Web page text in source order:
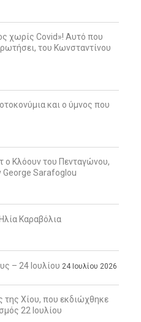
χωρίς Covid»! Αυτό που
του Κωνσταντίνου
και ο ύμνος που
ο Κλόουν του Πενταγώνου,
George Sarafoglou
Καραβόλια
– 24 Ιουλίου 24 Ιουλίου 2026
της Χίου, που εκδιώχθηκε
22 Ιουλίου